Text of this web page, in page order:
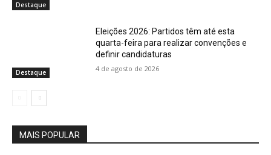
Destaque
Destaque
Eleições 2026: Partidos têm até esta
quarta-feira para realizar convenções e
definir candidaturas
4 de agosto de 2026
MAIS POPULAR